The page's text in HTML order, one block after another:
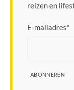
reizen en
E-mailadres*
ABONNEREN